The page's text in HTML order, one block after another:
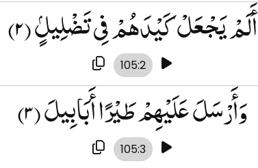
أَلَمْ يَجْعَلْ كَيْدَهُمْ فِى تَضْلِيلٍۢ(۲)
105:2
وَأَرْسَلَ عَلَيْهِمْ طَيْرًا أَبَابِيلَ(۳)
105:3